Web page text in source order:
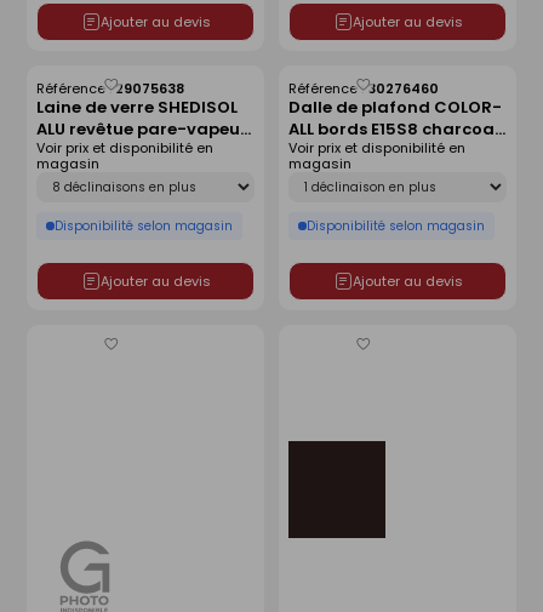
Ajouter au devis Ajouter au devis
Laine de verre SHEDISOL
ALU revêtue pare-vapeur
kraft- 1,985x1m Ep.80mm
- R=2,25m².K/W.
Référence :29075638
Déclinaison
Disponibilité selon magasin
Voir prix et disponibilité en
magasin
Ajouter au devis
Enregistrer
comme
liste
Dalle de plafond COLOR-
ALL bords E15S8 charcoal
09 - 600x600x20mm
Référence :30276460
Déclinaison
Disponibilité selon magasin
Voir prix et disponibilité en
magasin
Ajouter au devis
Enregistrer
comme
liste
Enregistrer
Enregistrer